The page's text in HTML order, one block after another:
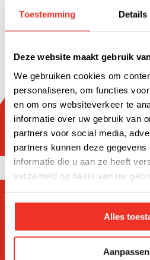
Toestemming Details
Deze website maakt gebruik
We gebruiken cookies om
personaliseren, om functies
en om ons websiteverkeer te
informatie over uw gebruik van
partners voor social media,
partners kunnen deze
informatie die u aan ze heeft
verzameld op basis van uw
Alles
Aanpassen
Ik ga
Diensten
Mobiele surveillance